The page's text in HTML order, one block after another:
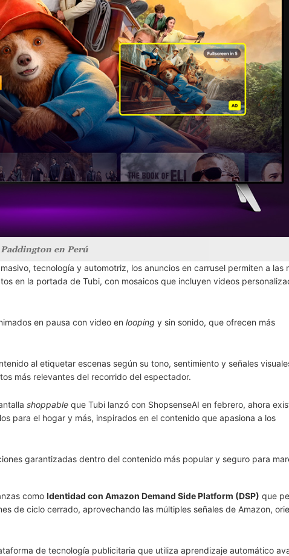
Paddington en Perú
tecnología y automotriz, los anuncios en carrusel permiten a las
en la portada de Tubi, con mosaicos que incluyen videos
en pausa con video en looping y sin sonido, que ofrecen más
al etiquetar escenas según su tono, sentimiento y señales
más relevantes del recorrido del espectador.
shoppable que Tubi lanzó con ShopsenseAI en febrero, ahora
para el hogar y más, inspirados en el contenido que apasiona a los
garantizadas dentro del contenido más popular y seguro para
como Identidad con Amazon Demand Side Platform (DSP) que
de ciclo cerrado, aprovechando las múltiples señales de Amazon,
de tecnología publicitaria que utiliza aprendizaje automático